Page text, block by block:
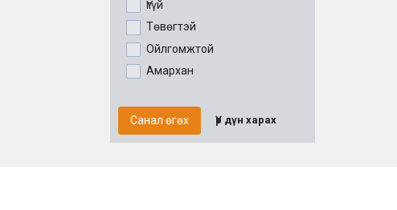
Үгүй
Төвөгтэй
Ойлгомжтой
Амархан
Санал өгөх Үр дүн харах